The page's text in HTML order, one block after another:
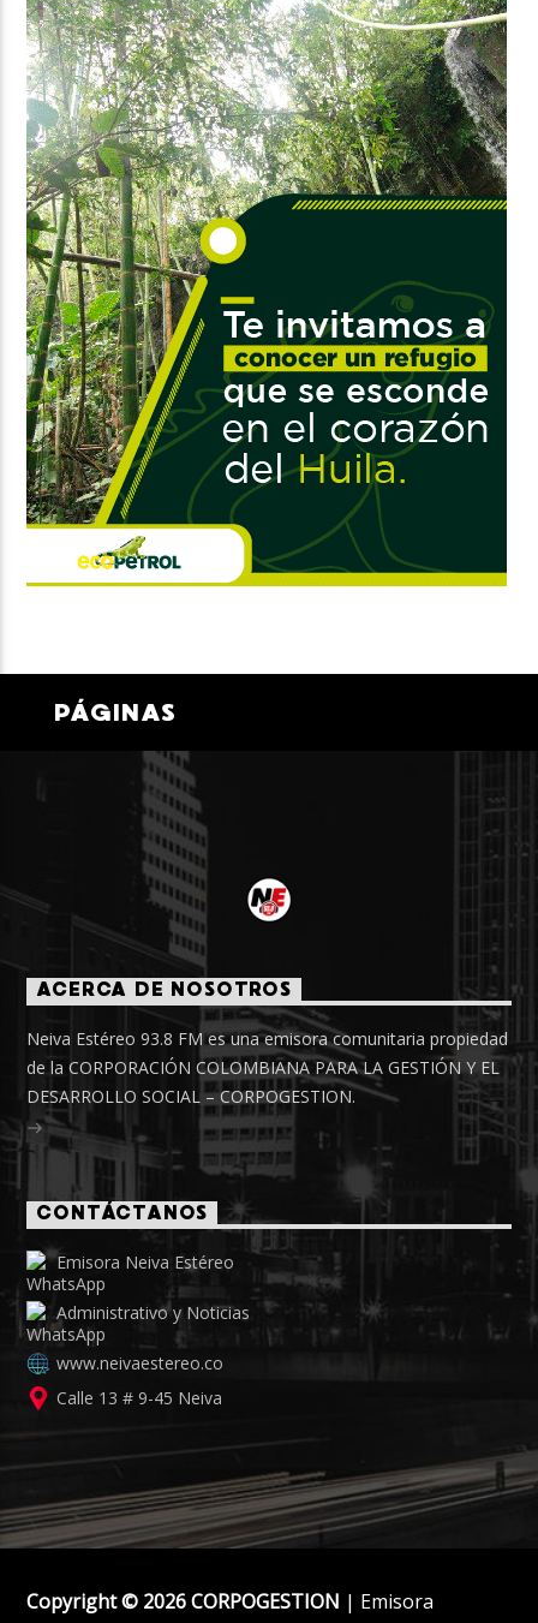
PÁGINAS
ACERCA DE NOSOTROS
Neiva Estéreo 93.8 FM es una emisora comunitaria propiedad
de la CORPORACIÓN COLOMBIANA PARA LA GESTIÓN Y EL
DESARROLLO SOCIAL – CORPOGESTION.
CONTÁCTANOS
Emisora Neiva Estéreo
Administrativo y Noticias
www.neivaestereo.co
Calle 13 # 9-45 Neiva
Copyright © 2026 CORPOGESTION | Emisora